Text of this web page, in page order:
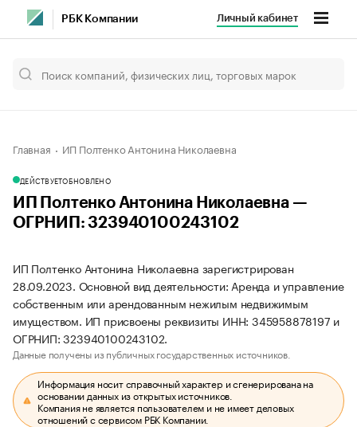
РБК Компании Личный кабинет
Главная ИП Полтенко Антонина Николаевна
ДЕЙСТВУЕТОБНОВЛЕНО
ИП Полтенко Антонина Николаевна —
ОГРНИП: 323940100243102
ИП Полтенко Антонина Николаевна зарегистрирован
28.09.2023. Основной вид деятельности: Аренда и управление
собственным или арендованным нежилым недвижимым
имуществом. ИП присвоены реквизиты ИНН: 345958878197 и
ОГРНИП: 323940100243102.
Данные получены из публичных государственных источников.
Информация носит справочный характер и сгенерирована на
основании данных из открытых источников.
Компания не является пользователем и не имеет деловых
отношений с сервисом РБК Компании.